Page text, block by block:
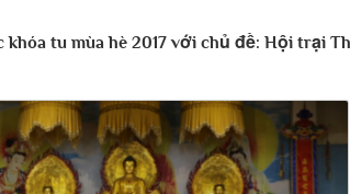
tu mùa hè 2017 với chủ đề: Hội trại